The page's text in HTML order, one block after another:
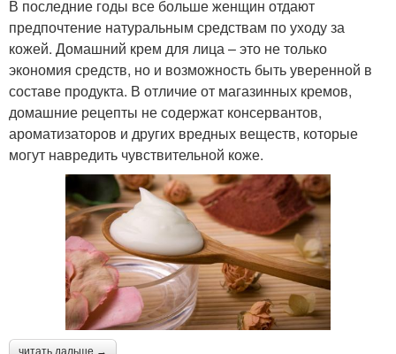
В последние годы все больше женщин отдают
предпочтение натуральным средствам по уходу за
кожей. Домашний крем для лица – это не только
экономия средств, но и возможность быть уверенной в
составе продукта. В отличие от магазинных кремов,
домашние рецепты не содержат консервантов,
ароматизаторов и других вредных веществ, которые
могут навредить чувствительной коже.
читать дальше →